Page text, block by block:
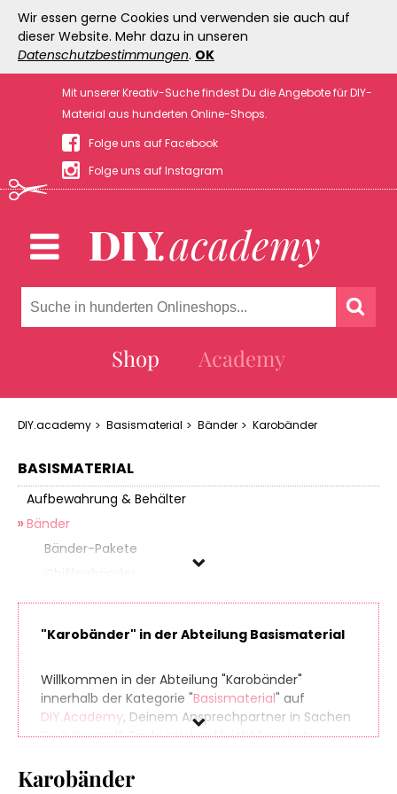
Wir essen gerne Cookies und verwenden sie auch auf
dieser Website. Mehr dazu in unseren
Datenschutzbestimmungen. OK
Mit unserer Kreativ-Suche findest Du die Angebote für DIY-
Material aus hunderten Online-Shops.
Folge uns auf Facebook
Folge uns auf Instagram
Shop Academy
DIY.academy Basismaterial Bänder Karobänder
BASISMATERIAL
Aufbewahrung & Behälter
Bänder
Bänder-Pakete
Dichtungsbänder
Gurtbänder
Karobänder
Klettbänder
Kräuselbänder
"Karobänder" in der Abteilung Basismaterial
Willkommen in der Abteilung "Karobänder"
innerhalb der Kategorie "Basismaterial" auf
DIY.Academy, Deinem Ansprechpartner in Sachen
Do It Yourself. Finde spielend leicht hunderte
perfekt für Dein nächstes (oder übernächstes)
Karobänder